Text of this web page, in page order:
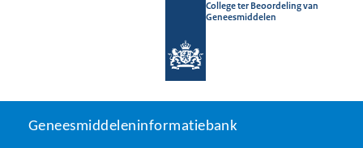
College ter Beoordeling van
Geneesmiddelen
Geneesmiddeleninformatiebank
U
Geneesmiddeleninformatiebank